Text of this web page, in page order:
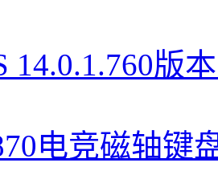
14.0.1.760版
电竞磁轴键